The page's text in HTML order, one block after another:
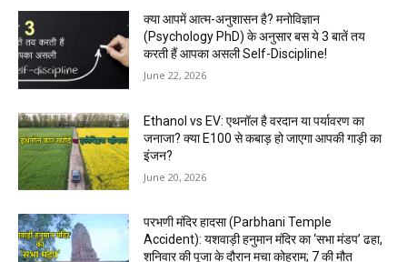
क्या आपमें आत्म-अनुशासन है? मनोविज्ञान
(Psychology PhD) के अनुसार बस ये 3 बातें तय
करती हैं आपका असली Self-Discipline!
June 22, 2026
Ethanol vs EV: एथनॉल है वरदान या पर्यावरण का
जनाजा? क्या E100 से कबाड़ हो जाएगा आपकी गाड़ी का
इंजन?
June 20, 2026
परभणी मंदिर हादसा (Parbhani Temple
Accident): यशवाड़ी हनुमान मंदिर का ‘सभा मंडप’ ढहा,
शनिवार की पूजा के दौरान मचा कोहराम; 7 की मौत